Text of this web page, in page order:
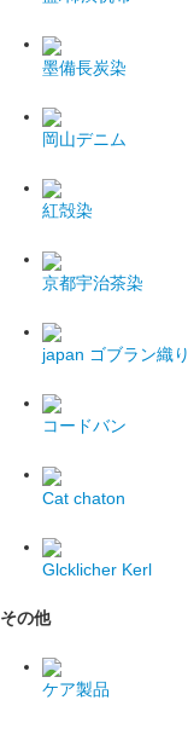
墨備長炭染
岡山デニム
紅殻染
京都宇治茶染
japan ゴブラン織り
コードバン
Cat chaton
Glcklicher Kerl
その他
ケア製品